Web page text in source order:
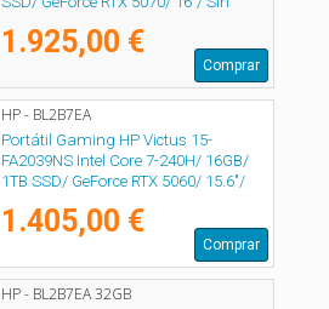
1.925,00 €
Comprar
HP - BL2B7EA
Portátil Gaming HP Victus 15-
FA2039NS Intel Core 7-240H/ 16GB/
1TB SSD/ GeForce RTX 5060/ 15.6"/
1.405,00 €
Comprar
HP - BL2B7EA 32GB